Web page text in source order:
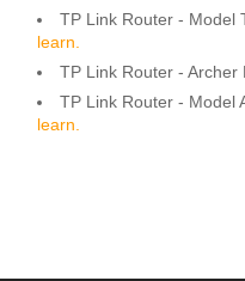
TP Link Router - Model
learn.
TP Link Router - Archer
TP Link Router - Model
learn.